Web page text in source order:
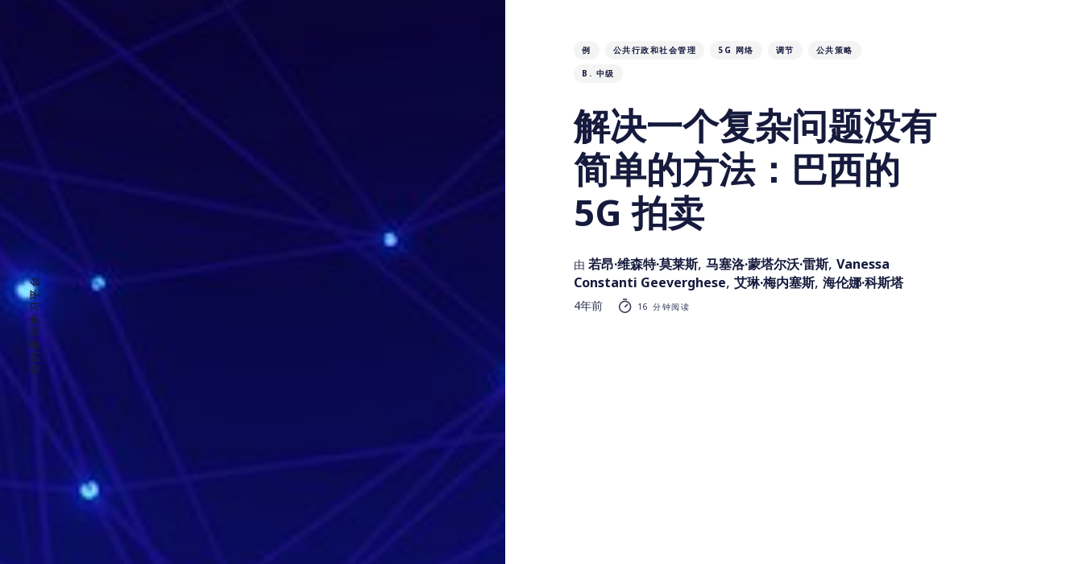
您的案例学习平台
例 公共行政和社会管理 5G 网络 调节 公共策略
B. 中级
解决一个复杂问题没有
简单的方法：巴西的
5G 拍卖
由 若昂·维森特·莫莱斯, 马塞洛·蒙塔尔沃·雷斯, Vanessa
Constanti Geeverghese, 艾琳·梅内塞斯, 海伦娜·科斯塔
4年前 16 分钟阅读